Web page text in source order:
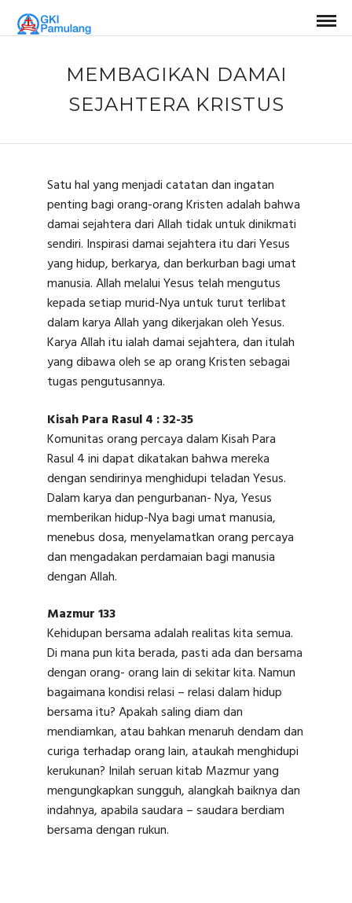
MEMBAGIKAN DAMAI
SEJAHTERA KRISTUS
Satu hal yang menjadi catatan dan ingatan
penting bagi orang-orang Kristen adalah bahwa
damai sejahtera dari Allah tidak untuk dinikmati
sendiri. Inspirasi damai sejahtera itu dari Yesus
yang hidup, berkarya, dan berkurban bagi umat
manusia. Allah melalui Yesus telah mengutus
kepada setiap murid-Nya untuk turut terlibat
dalam karya Allah yang dikerjakan oleh Yesus.
Karya Allah itu ialah damai sejahtera, dan itulah
yang dibawa oleh se ap orang Kristen sebagai
tugas pengutusannya.
Kisah Para Rasul 4 : 32-35
Komunitas orang percaya dalam Kisah Para
Rasul 4 ini dapat dikatakan bahwa mereka
dengan sendirinya menghidupi teladan Yesus.
Dalam karya dan pengurbanan- Nya, Yesus
memberikan hidup-Nya bagi umat manusia,
menebus dosa, menyelamatkan orang percaya
dan mengadakan perdamaian bagi manusia
dengan Allah.
Mazmur 133
Kehidupan bersama adalah realitas kita semua.
Di mana pun kita berada, pasti ada dan bersama
dengan orang- orang lain di sekitar kita. Namun
bagaimana kondisi relasi – relasi dalam hidup
bersama itu? Apakah saling diam dan
mendiamkan, atau bahkan menaruh dendam dan
curiga terhadap orang lain, ataukah menghidupi
kerukunan? Inilah seruan kitab Mazmur yang
mengungkapkan sungguh, alangkah baiknya dan
indahnya, apabila saudara – saudara berdiam
bersama dengan rukun.